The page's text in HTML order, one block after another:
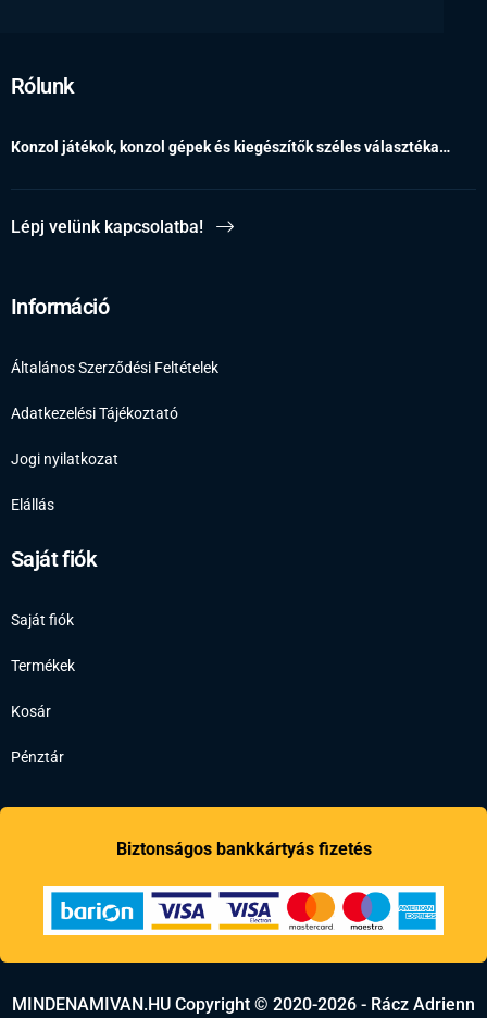
Rólunk
Konzol játékok, konzol gépek és kiegészítők széles választéka…
Lépj velünk kapcsolatba!
Információ
Általános Szerződési Feltételek
Adatkezelési Tájékoztató
Jogi nyilatkozat
Elállás
Saját fiók
Saját fiók
Termékek
Kosár
Pénztár
Biztonságos bankkártyás fizetés
MINDENAMIVAN.HU Copyright © 2020-2026 - Rácz Adrienn